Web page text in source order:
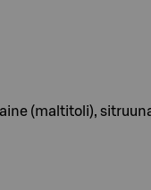
(maltitoli),